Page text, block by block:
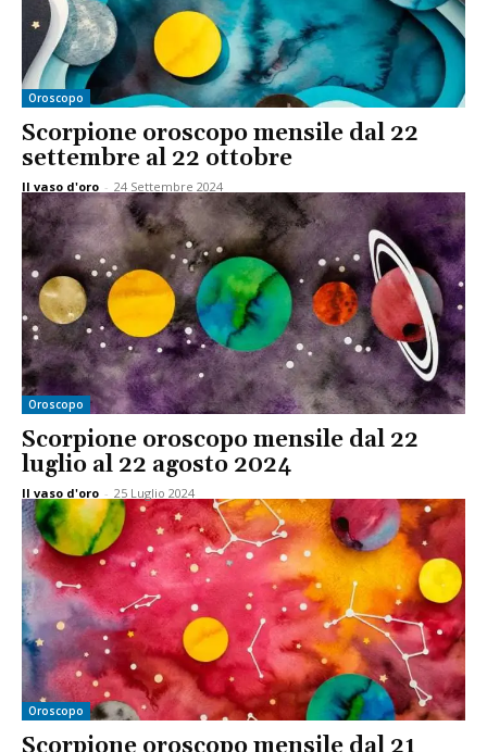
Oroscopo
Scorpione oroscopo mensile dal 22
settembre al 22 ottobre
Il vaso d'oro - 24 Settembre 2024
Oroscopo
Scorpione oroscopo mensile dal 22
luglio al 22 agosto 2024
Il vaso d'oro - 25 Luglio 2024
Oroscopo